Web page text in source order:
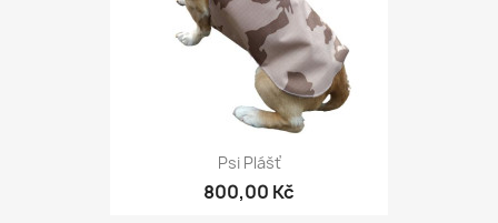
Psi Plášť
800,00 Kč